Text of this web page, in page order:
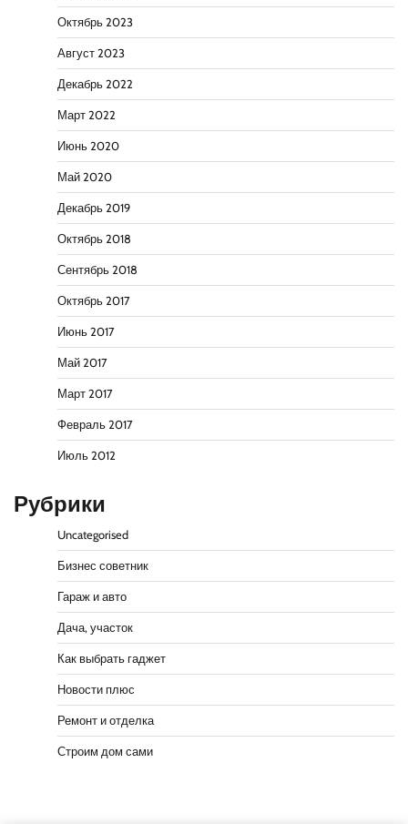
Октябрь 2023
Август 2023
Декабрь 2022
Март 2022
Июнь 2020
Май 2020
Декабрь 2019
Октябрь 2018
Сентябрь 2018
Октябрь 2017
Июнь 2017
Май 2017
Март 2017
Февраль 2017
Июль 2012
Рубрики
Uncategorised
Бизнес советник
Гараж и авто
Дача, участок
Как выбрать гаджет
Новости плюс
Ремонт и отделка
Строим дом сами